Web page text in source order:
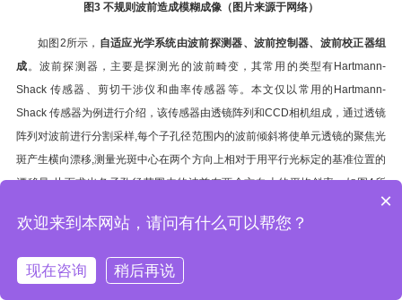
图3 不规则波前造成模糊成像（图片来源于网络）
如图2所示， 自适应光学系统由波前探测器、波前控制器、波前校正器组
成 。波前探测器，主要是探测光的波前畸变，其常用的类型有Hartmann-
Shack 传感器、剪切干涉仪和曲率传感器等。本文仅以常用的Hartmann-
Shack 传感器为例进行介绍，该传感器由透镜阵列和CCD相机组成，通过透镜
阵列对波前进行分割采样,每个子孔径范围内的波前倾斜将使单元透镜的聚焦光
斑产生横向漂移,测量光斑中心在两个方向上相对于用平行光标定的基准位置的
漂移量,从而求出各子孔径范围内的波前在两个方向上的平均斜率，如图4所
×
欢迎来到本网站，请问有什么可以帮您？
现在咨询 稍后再说在线咨询